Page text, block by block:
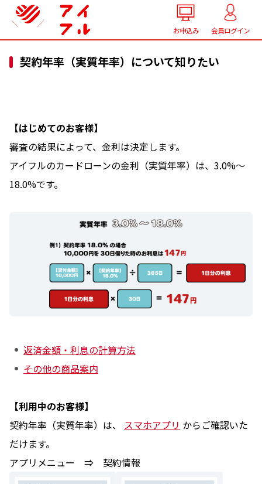
お申込み 会員ログイン
契約年率（実質年率）について知りたい
【はじめてのお客様】
審査の結果によって、金利は決定します。
アイフルのカードローンの金利（実質年率）は、3.0%～
18.0%です。
返済金額・利息の計算方法
その他の商品案内
【利用中のお客様】
契約年率（実質年率）は、 スマホアプリ からご確認いた
だけます。
アプリメニュー ⇒ 契約情報